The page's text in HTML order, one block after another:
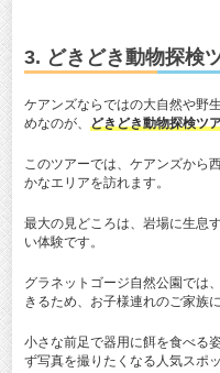
3. どきどき動物探検
ケアンズならではの大自然や野
めなのが、 どきどき動物探検ツ
このツアーでは、ケアンズから
かなエリアを訪れます。
最大の見どころは、岩場に生息
い体験です。
グラネットゴージ自然公園では
きるため、お子様連れのご家族
小さな前足で器用に餌を食べる
ず写真を撮りたくなる人気スポ